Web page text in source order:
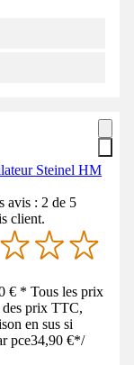
Steinel HM
avis : 2 de 5
client.
€ * Tous les prix
des prix TTC,
en sus si
pce34,90 €*/